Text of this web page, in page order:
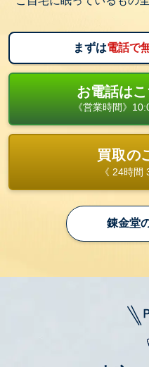
まずは電話で
お電話は
《営業時間》
買取の
《 24時間
錬金堂